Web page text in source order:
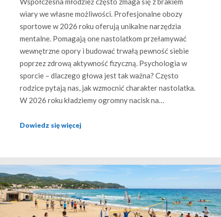
wiary we własne możliwości. Profesjonalne obozy
sportowe w 2026 roku oferują unikalne narzędzia
mentalne. Pomagają one nastolatkom przełamywać
wewnętrzne opory i budować trwałą pewność siebie
poprzez zdrową aktywność fizyczną. Psychologia w
sporcie – dlaczego głowa jest tak ważna? Często
rodzice pytają nas, jak wzmocnić charakter nastolatka.
W 2026 roku kładziemy ogromny nacisk na…
Dowiedz się więcej